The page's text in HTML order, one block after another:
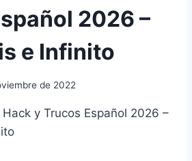
2026 –
e Infinito
de 2022